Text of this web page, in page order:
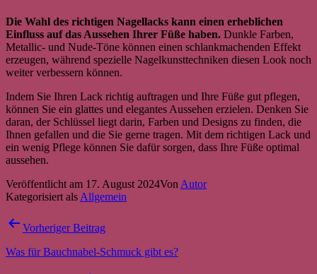
Die Wahl des richtigen Nagellacks kann einen erheblichen
Einfluss auf das Aussehen Ihrer Füße haben. Dunkle Farben,
Metallic- und Nude-Töne können einen schlankmachenden Effekt
erzeugen, während spezielle Nagelkunsttechniken diesen Look noch
weiter verbessern können.
Indem Sie Ihren Lack richtig auftragen und Ihre Füße gut pflegen,
können Sie ein glattes und elegantes Aussehen erzielen. Denken Sie
daran, der Schlüssel liegt darin, Farben und Designs zu finden, die
Ihnen gefallen und die Sie gerne tragen. Mit dem richtigen Lack und
ein wenig Pflege können Sie dafür sorgen, dass Ihre Füße optimal
aussehen.
Veröffentlicht am 17. August 2024Von Autor
Kategorisiert als Allgemein
Beitragsnavigation
Vorheriger Beitrag
Was für Bauchnabel-Schmuck gibt es?